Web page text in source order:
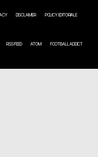
DISCLAIMER POLICY EDITORIALE
RSS FEED ATOM FOOTBALL ADDICT